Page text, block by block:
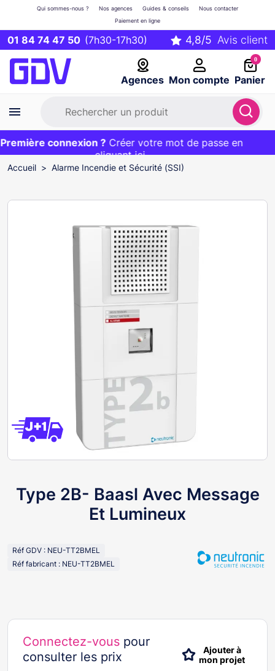
01 84 74 47 50 (7h30-17h30)
Agences Mon compte
Qui sommes-nous ? Nos agences Guides & conseils
Nous contacter
Paiement en ligne
0
Panier
Première commande ?20€ OFFERT sur votre panier
et livraison 24/48h gratuite avec le codeBIENVENUE
connexion ?Créer votre mot de passe en
cliquant ici
EXCLU WEB :
Accueil Alarme Incendie et Sécurité (SSI)
Type 2B- Baasl Avec Message
Et Lumineux
Réf GDV : NEU-TT2BMEL
Réf fabricant : NEU-TT2BMEL
Connectez-vous pour
consulter les prix
Ajouter à
mon projet